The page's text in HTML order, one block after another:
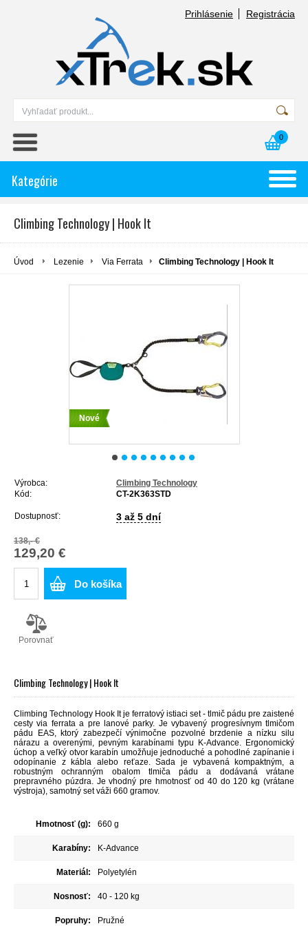
Prihlásenie Registrácia
0
Kategórie
Climbing Technology | Hook It
Úvod Lezenie Via Ferrata Climbing Technology | Hook It
Nové
Výrobca:
Climbing Technology
Kód:
CT-2K363STD
Dostupnosť: 3 až 5 dní
138,- €
129,20 €
Do košíka
Porovnať
Climbing Technology | Hook It
Climbing Technology Hook It je ferratový istiaci set - tlmič pádu pre zaistené
cesty via ferrata a pre lanové parky. Je vybavený progresívnym tlmičom
pádu EAS, ktorý zabezpečí výnimočne pozvolné brzdenie a nízku silu
nárazu a overenými, pevným karabínami typu K-Advance. Ergonomický
úchop a veľký otvor karabín umožňuje jednoduché a pohodlné zapínanie i
odopínanie z kábla alebo reťaze. Sada je vybavená kompaktným, a
robustným ochranným obalom tlmiča pádu a dodávaná vrátane
prepravného púzdra. Je vhodný pre hmotnosť od 40 do 120 kg (vrátane
výstroja), samotný set váži 660 gramov.
Hmotnosť (g): 660 g
Karabíny: K-Advance
Materiál: Polyetylén
Nosnosť: 40 - 120 kg
Popruhy: Pružné